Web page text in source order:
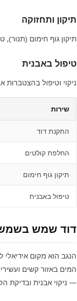
תיקון ותחזוקה
תיקון גוף חימום (תנור),
טיפול באבנית
ניקוי וטיפול
שירות
התקנת דוד
החלפת קולטים
תיקון גוף חימום
טיפול באבנית
דוד שמש בשמש
הנגב הוא מקום
המים באזור קשים
— ניקוי אבנית ובדיקת